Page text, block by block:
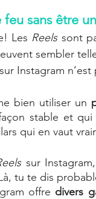
feu sans être
Les Reels sont
sembler
Instagram
bien utiliser un
stable et qui
qui en vaut
sur
tu te dis
offre divers